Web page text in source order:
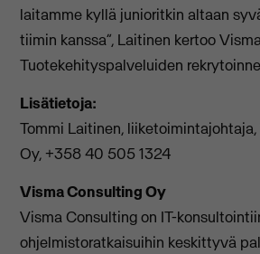
laitamme kyllä junioritkin altaan
tiimin kanssa”, Laitinen kertoo
Tuotekehityspalveluiden
Lisätietoja:
Tommi Laitinen,
Oy, +358 40 505 1324
Visma Consulting Oy
Visma Consulting on IT-
ohjelmistoratkaisuihin keskittyvä